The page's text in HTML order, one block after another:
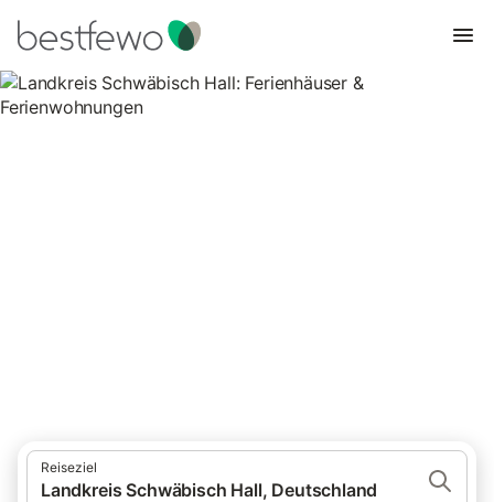
Reiseziel
Landkreis Schwäbisch Hall, Deutschland